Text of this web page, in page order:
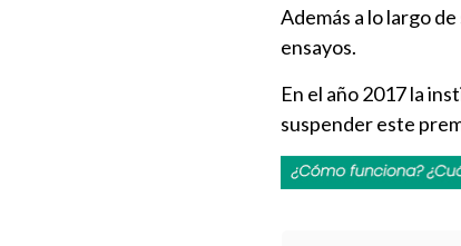
Además a lo largo
ensayos.
En el año 2017 la
suspender este